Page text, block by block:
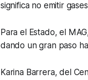
significa no emitir
Para el Estado, el
dando un gran paso
Karina Barrera, del